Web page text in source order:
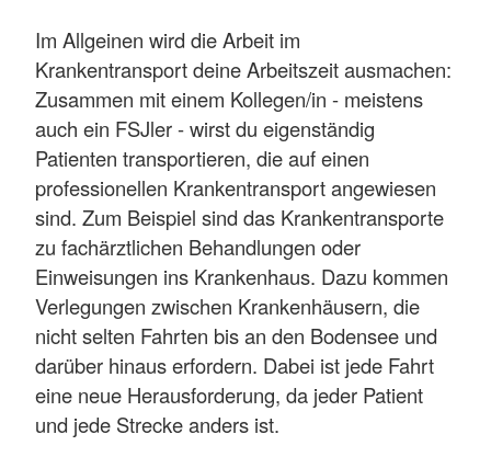
Im Allgeinen wird die Arbeit im
Krankentransport deine Arbeitszeit ausmachen:
Zusammen mit einem Kollegen/in - meistens
auch ein FSJler - wirst du eigenständig
Patienten transportieren, die auf einen
professionellen Krankentransport angewiesen
sind. Zum Beispiel sind das Krankentransporte
zu fachärztlichen Behandlungen oder
Einweisungen ins Krankenhaus. Dazu kommen
Verlegungen zwischen Krankenhäusern, die
nicht selten Fahrten bis an den Bodensee und
darüber hinaus erfordern. Dabei ist jede Fahrt
eine neue Herausforderung, da jeder Patient
und jede Strecke anders ist.